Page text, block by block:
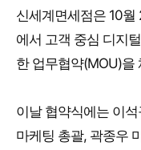
신세계면세점은 10
에서 고객 중심 디지
한 업무협약(MOU)을
이날 협약식에는 이
마케팅 총괄, 곽종우